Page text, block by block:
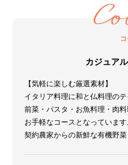
カジュア
【気軽に楽しむ厳選素材】
イタリア料理に和と仏料理の
前菜・パスタ・お魚料理・肉
お手軽なコースとなっています
契約農家からの新鮮な有機野菜